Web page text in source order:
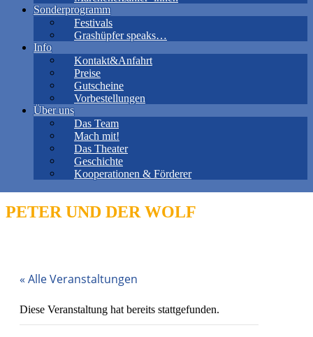
Sonderprogramm
Festivals
Grashüpfer speaks…
Info
Kontakt&Anfahrt
Preise
Gutscheine
Vorbestellungen
Über uns
Das Team
Mach mit!
Das Theater
Geschichte
Kooperationen & Förderer
PETER UND DER WOLF
« Alle Veranstaltungen
Diese Veranstaltung hat bereits stattgefunden.